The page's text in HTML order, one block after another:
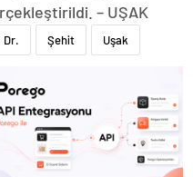
– UŞAK
Dr. Şehit Uşak